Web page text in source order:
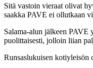
Sitä vastoin vieraat olivat
saakka PAVE ei ollutkaan
Salama-alun jälkeen PAVE
puolittaisesti, jolloin liian
Runsaslukuisen